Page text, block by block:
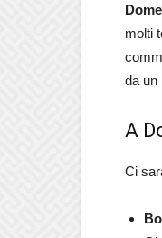
molti
da un
A
Ci